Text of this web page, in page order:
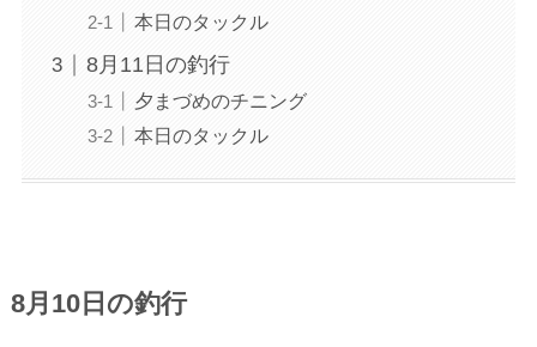
本日のタックル
8月11日の釣行
夕まづめのチニング
本日のタックル
8月10日の釣行